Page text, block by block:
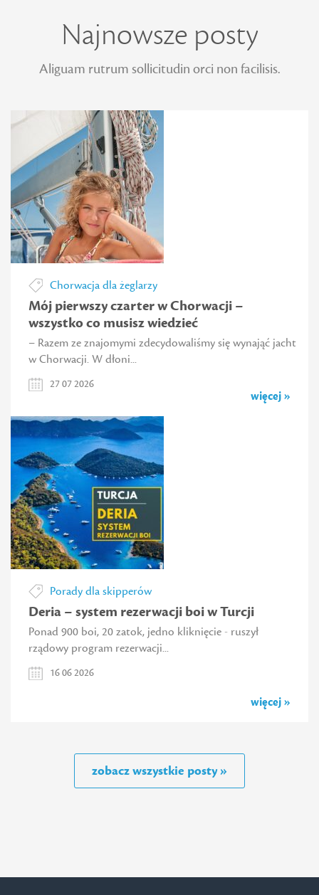
Najnowsze posty
Aliguam rutrum sollicitudin orci non facilisis.
Chorwacja dla żeglarzy
Mój pierwszy czarter w Chorwacji –
wszystko co musisz wiedzieć
– Razem ze znajomymi zdecydowaliśmy się wynająć jacht
w Chorwacji. W dłoni...
więcej »
27 07 2026
Porady dla skipperów
Deria – system rezerwacji boi w Turcji
Ponad 900 boi, 20 zatok, jedno kliknięcie - ruszył
rządowy program rezerwacji...
więcej »
16 06 2026
zobacz wszystkie posty »